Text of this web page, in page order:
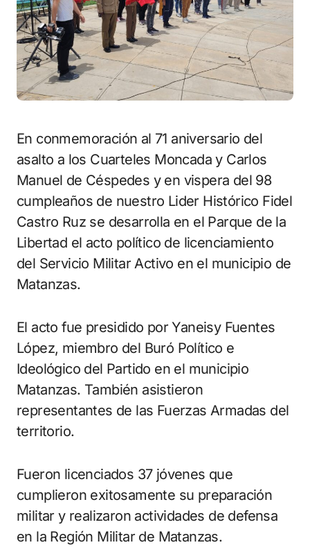
En conmemoración al 71 aniversario del
asalto a los Cuarteles Moncada y Carlos
Manuel de Céspedes y en vispera del 98
cumpleaños de nuestro Lider Histórico Fidel
Castro Ruz se desarrolla en el Parque de la
Libertad el acto político de licenciamiento
del Servicio Militar Activo en el municipio de
Matanzas.
El acto fue presidido por Yaneisy Fuentes
López, miembro del Buró Político e
Ideológico del Partido en el municipio
Matanzas. También asistieron
representantes de las Fuerzas Armadas del
territorio.
Fueron licenciados 37 jóvenes que
cumplieron exitosamente su preparación
militar y realizaron actividades de defensa
en la Región Militar de Matanzas.